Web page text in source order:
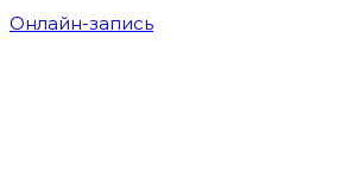
Онлайн-запись